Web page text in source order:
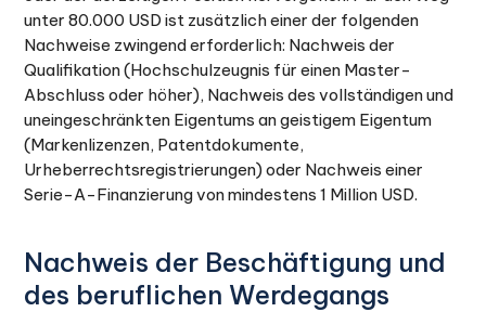
unter 80.000 USD ist zusätzlich einer der folgenden
Nachweise zwingend erforderlich: Nachweis der
Qualifikation (Hochschulzeugnis für einen Master-
Abschluss oder höher), Nachweis des vollständigen und
uneingeschränkten Eigentums an geistigem Eigentum
(Markenlizenzen, Patentdokumente,
Urheberrechtsregistrierungen) oder Nachweis einer
Serie-A-Finanzierung von mindestens 1 Million USD.
Nachweis der Beschäftigung und
des beruflichen Werdegangs